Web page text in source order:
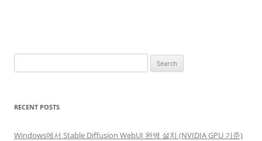
for:
RECENT POSTS
Windows에서 Stable Diffusion WebUI 완벽 설치 (NVIDIA GPU 기준)